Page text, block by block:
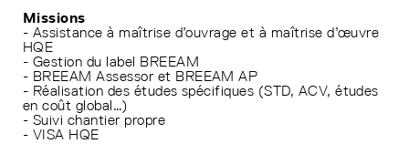
Missions
- Assistance à maîtrise d’ouvrage et à maîtrise d’œuvre
HQE
- Gestion du label BREEAM
- BREEAM Assessor et BREEAM AP
- Réalisation des études spécifiques (STD, ACV, études
en coût global…)
- Suivi chantier propre
- VISA HQE